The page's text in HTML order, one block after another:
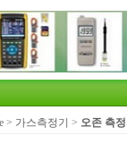
> 가스측정기 > 오존 측